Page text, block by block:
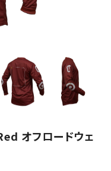
オフロードウェ